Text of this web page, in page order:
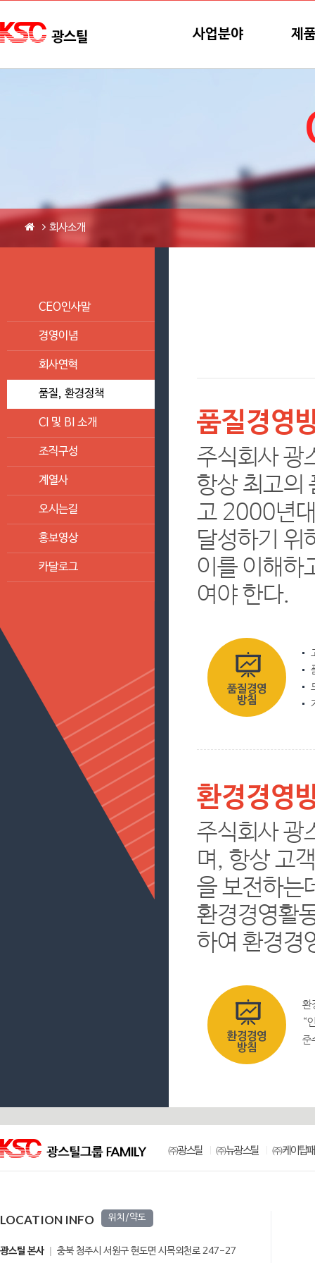
메뉴바로가기
사업분야 제
CEO인사말
경영이념
회사연혁
품질, 환경정책
CI 및 BI 소개
조직구성
계열사
오시는길
홍보영상
카달로그
회사소개
품질경영
주식회사 광
항상 최고의
고 2000년
달성하기 위
이를 이해하
여야 한다.
품질경영
방침
환경경영
주식회사 광
며, 항상 고
을 보전하는
환경경영활
하여 환경경
환경경영
방침
환
“
준
㈜광스틸 ㈜뉴광스틸 ㈜케이탑
LOCATION INFO 위치/약도
광스틸 본사 충북 청주시 서원구 현도면 시목외천로 247-27